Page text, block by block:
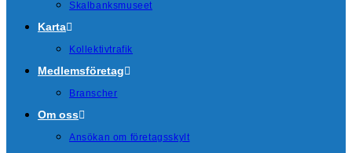
Skalbanksmuseet
Karta
Kollektivtrafik
Medlemsföretag
Branscher
Om oss
Ansökan om företagsskylt